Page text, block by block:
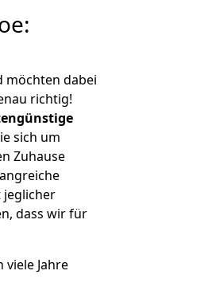
möchten dabei
richtig!
sich um
Zuhause
jeglicher
dass wir für
Jahre